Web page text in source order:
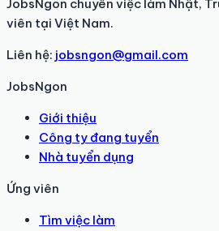
JobsNgon chuyên việc làm Nhật,
viên tại Việt Nam.
Liên hệ: jobsngon@gmail.com
JobsNgon
Giới thiệu
Công ty đang tuyển
Nhà tuyển dụng
Ứng viên
Tìm việc làm